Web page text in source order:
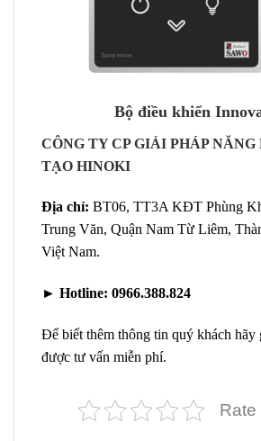
Bộ điều khiển
CÔNG TY CP GIẢI PHÁP
TẠO HINOKI
Địa chỉ: BT06, TT3A KĐT Phùng
Trung Văn, Quận Nam Từ Liêm,
Việt Nam.
► Hotline: 0966.388.824
Để biết thêm thông tin quý khách hãy
được tư vấn miễn phí.
Rate